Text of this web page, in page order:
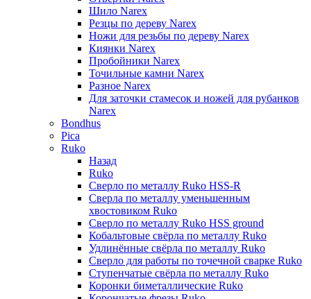
Шило Narex
Резцы по дереву Narex
Ножи для резьбы по дереву Narex
Киянки Narex
Пробойники Narex
Точильные камни Narex
Разное Narex
Для заточки стамесок и ножей для рубанков
Narex
Bondhus
Pica
Ruko
Назад
Ruko
Сверло по металлу Ruko HSS-R
Сверла по металлу уменьшенным
хвостовиком Ruko
Сверло по металлу Ruko HSS ground
Кобальтовые свёрла по металлу Ruko
Удлинённые свёрла по металлу Ruko
Сверло для работы по точечной сварке Ruko
Ступенчатые свёрла по металлу Ruko
Коронки биметаллические Ruko